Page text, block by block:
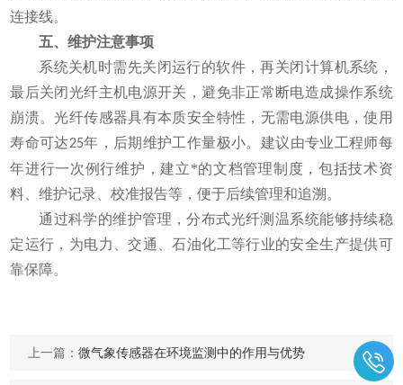
连接线。
五、维护注意事项
系统关机时需先关闭运行的软件，再关闭计算机系统，
最后关闭光纤主机电源开关，避免非正常断电造成操作系统
崩溃。光纤传感器具有本质安全特性，无需电源供电，使用
寿命可达25年，后期维护工作量极小。建议由专业工程师每
年进行一次例行维护，建立*的文档管理制度，包括技术资
料、维护记录、校准报告等，便于后续管理和追溯。
通过科学的维护管理，分布式光纤测温系统能够持续稳
定运行，为电力、交通、石油化工等行业的安全生产提供可
靠保障。
上一篇：微气象传感器在环境监测中的作用与优势